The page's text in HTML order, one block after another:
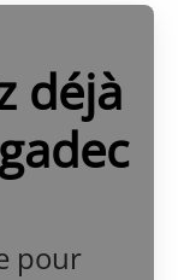
déjà
pour